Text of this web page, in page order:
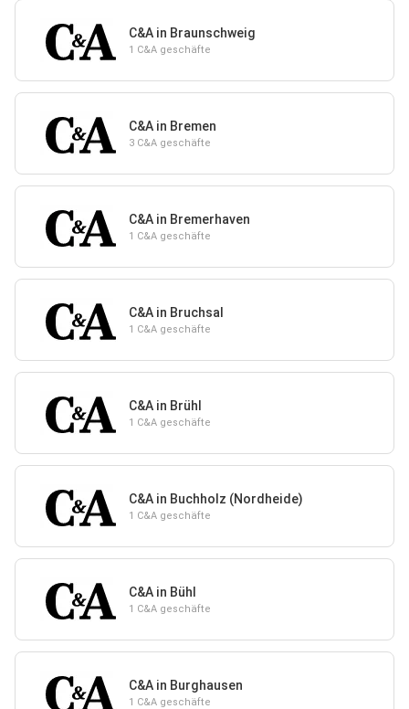
C&A in Braunschweig
1 C&A geschäfte
C&A in Bremen
3 C&A geschäfte
C&A in Bremerhaven
1 C&A geschäfte
C&A in Bruchsal
1 C&A geschäfte
C&A in Brühl
1 C&A geschäfte
C&A in Buchholz (Nordheide)
1 C&A geschäfte
C&A in Bühl
1 C&A geschäfte
C&A in Burghausen
1 C&A geschäfte